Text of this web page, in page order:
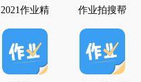
2021作业精
作业拍搜帮